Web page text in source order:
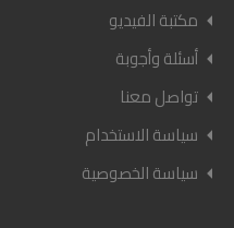
مكتبة الفيديو
أسئلة وأجوبة
تواصل معنا
سياسة الاستخدام
سياسة الخصوصية